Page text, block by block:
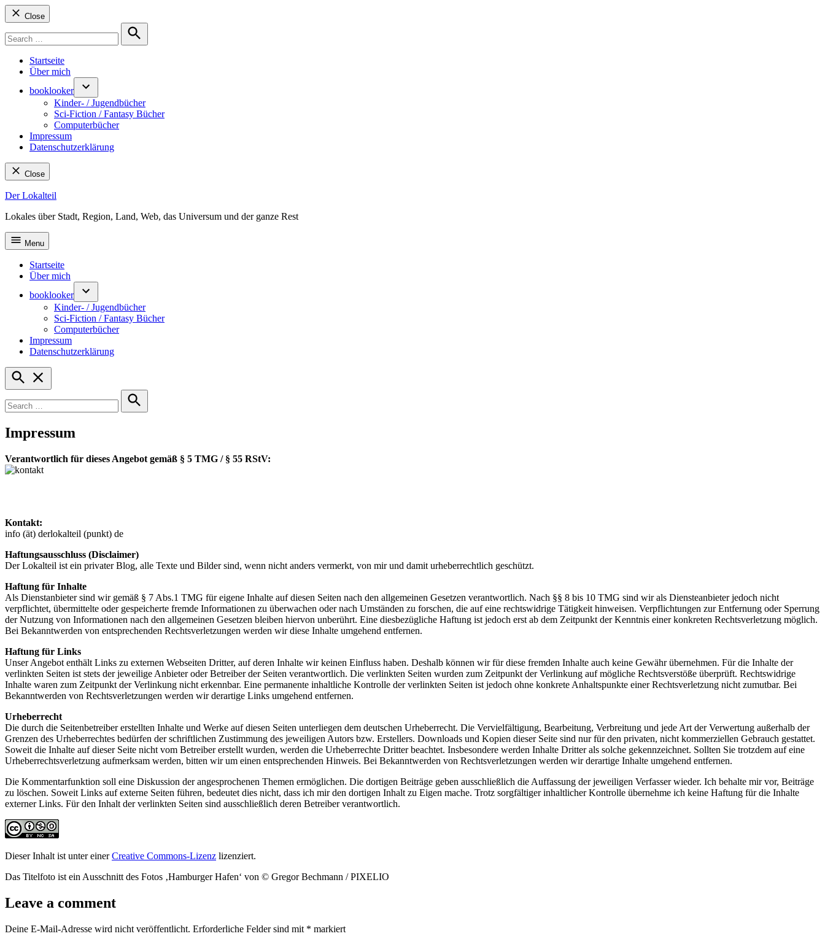
Close
for:
Search
Startseite
Über mich
booklooker
Kinder- / Jugendbücher
Sci-Fiction / Fantasy Bücher
Computerbücher
Impressum
Datenschutzerklärung
Close
Skip
content
Der Lokalteil
Lokales über Stadt, Region, Land, Web, das Universum und der ganze Rest
Menu
Startseite
Über mich
booklooker
Kinder- / Jugendbücher
Sci-Fiction / Fantasy Bücher
Computerbücher
Impressum
Datenschutzerklärung
Open
Search
for:
Search
Impressum
Verantwortlich für dieses Angebot gemäß § 5 TMG / § 55 RStV:
Kontakt:
info (ät) derlokalteil (punkt) de
Haftungsausschluss (Disclaimer)
Der Lokalteil ist ein privater Blog, alle Texte und Bilder sind, wenn nicht anders vermerkt, von mir und damit urheberrechtlich geschützt.
Haftung für Inhalte
Als Dienstanbieter sind wir gemäß § 7 Abs.1 TMG für eigene Inhalte auf diesen Seiten nach den allgemeinen Gesetzen verantwortlich. Nach §§ 8 bis 10 TMG sind wir als Diensteanbieter jedoch nicht
verpflichtet, übermittelte oder gespeicherte fremde Informationen zu überwachen oder nach Umständen zu forschen, die auf eine rechtswidrige Tätigkeit hinweisen. Verpflichtungen zur Entfernung oder Sperrung
der Nutzung von Informationen nach den allgemeinen Gesetzen bleiben hiervon unberührt. Eine diesbezügliche Haftung ist jedoch erst ab dem Zeitpunkt der Kenntnis einer konkreten Rechtsverletzung möglich.
Bei Bekanntwerden von entsprechenden Rechtsverletzungen werden wir diese Inhalte umgehend entfernen.
Haftung für Links
Unser Angebot enthält Links zu externen Webseiten Dritter, auf deren Inhalte wir keinen Einfluss haben. Deshalb können wir für diese fremden Inhalte auch keine Gewähr übernehmen. Für die Inhalte der
verlinkten Seiten ist stets der jeweilige Anbieter oder Betreiber der Seiten verantwortlich. Die verlinkten Seiten wurden zum Zeitpunkt der Verlinkung auf mögliche Rechtsverstöße überprüft. Rechtswidrige
Inhalte waren zum Zeitpunkt der Verlinkung nicht erkennbar. Eine permanente inhaltliche Kontrolle der verlinkten Seiten ist jedoch ohne konkrete Anhaltspunkte einer Rechtsverletzung nicht zumutbar. Bei
Bekanntwerden von Rechtsverletzungen werden wir derartige Links umgehend entfernen.
Urheberrecht
Die durch die Seitenbetreiber erstellten Inhalte und Werke auf diesen Seiten unterliegen dem deutschen Urheberrecht. Die Vervielfältigung, Bearbeitung, Verbreitung und jede Art der Verwertung außerhalb der
Grenzen des Urheberrechtes bedürfen der schriftlichen Zustimmung des jeweiligen Autors bzw. Erstellers. Downloads und Kopien dieser Seite sind nur für den privaten, nicht kommerziellen Gebrauch gestattet.
Soweit die Inhalte auf dieser Seite nicht vom Betreiber erstellt wurden, werden die Urheberrechte Dritter beachtet. Insbesondere werden Inhalte Dritter als solche gekennzeichnet. Sollten Sie trotzdem auf eine
Urheberrechtsverletzung aufmerksam werden, bitten wir um einen entsprechenden Hinweis. Bei Bekanntwerden von Rechtsverletzungen werden wir derartige Inhalte umgehend entfernen.
Die Kommentarfunktion soll eine Diskussion der angesprochenen Themen ermöglichen. Die dortigen Beiträge geben ausschließlich die Auffassung der jeweiligen Verfasser wieder. Ich behalte mir vor, Beiträge
zu löschen. Soweit Links auf externe Seiten führen, bedeutet dies nicht, dass ich mir den dortigen Inhalt zu Eigen mache. Trotz sorgfältiger inhaltlicher Kontrolle übernehme ich keine Haftung für die Inhalte
externer Links. Für den Inhalt der verlinkten Seiten sind ausschließlich deren Betreiber verantwortlich.
Dieser Inhalt ist unter einerCreative Commons-Lizenz lizenziert.
Das Titelfoto ist ein Ausschnitt des Fotos ‚Hamburger Hafen‘ von © Gregor Bechmann / PIXELIO
Leave a comment
Deine E-Mail-Adresse wird nicht veröffentlicht. Erforderliche Felder sind mit * markiert